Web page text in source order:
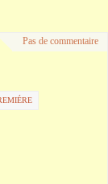
Pas de commentaire